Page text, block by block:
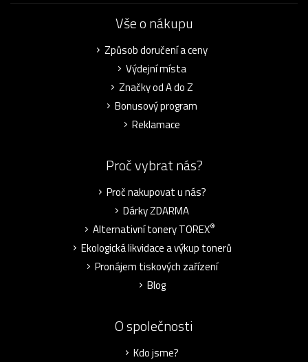
Vše o nákupu
Způsob doručení a ceny
Výdejní místa
Značky od A do Z
Bonusový program
Reklamace
Proč vybrat nás?
Proč nakupovat u nás?
Dárky ZDARMA
Alternativní tonery TOREX®
Ekologická likvidace a výkup tonerů
Pronájem tiskových zařízení
Blog
O společnosti
Kdo jsme?